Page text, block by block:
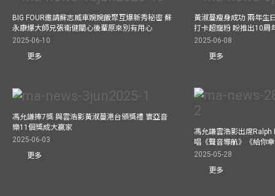
BIG FOUR邀請蘇志威車婉婉飯聚互爆新秀秘密 蘇
永康爆大師兄張衞健關心後輩原來別有用心
2025-06-10
更多
黃淑蔓瘦身成功 兩年生
打卡超寵粉 盼推出10周
2025-06-08
更多
馮允謙捧7獎 與雲浩影黃淑蔓港台頒獎禮 寰亞音
樂11個獎成大贏家
2025-06-03
更多
馮允謙雲浩影出席
唱《聲音導航》《給你
2025-05-28
更多